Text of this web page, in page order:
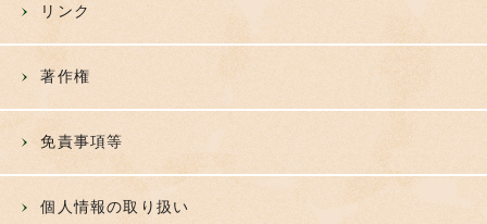
リンク
著作権
免責事項等
個人情報の取り扱い